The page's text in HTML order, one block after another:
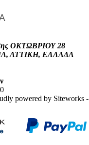
ΟΚΤΩΒΡΙΟΥ 28
ΑΤΤΙΚΗ, ΕΛΛΑΔΑ
powered by Siteworks -